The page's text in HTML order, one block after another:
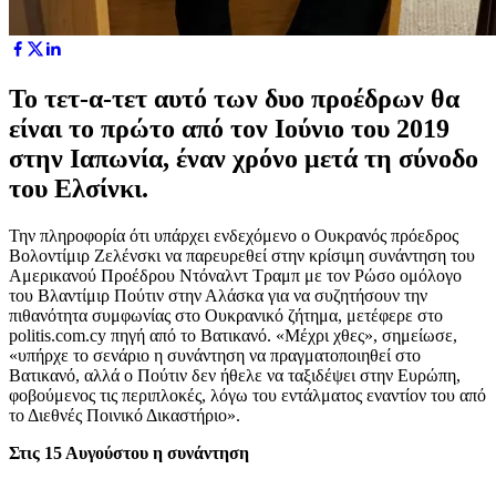
Το τετ-α-τετ αυτό των δυο προέδρων θα
είναι το πρώτο από τον Ιούνιο του 2019
στην Ιαπωνία, έναν χρόνο μετά τη σύνοδο
του Ελσίνκι.
Την πληροφορία ότι υπάρχει ενδεχόμενο ο Ουκρανός πρόεδρος
Βολοντίμιρ Ζελένσκι να παρευρεθεί στην κρίσιμη συνάντηση του
Αμερικανού Προέδρου Ντόναλντ Τραμπ με τον Ρώσο ομόλογο
του Βλαντίμιρ Πούτιν στην Αλάσκα για να συζητήσουν την
πιθανότητα συμφωνίας στο Ουκρανικό ζήτημα, μετέφερε στο
politis.com.cy πηγή από το Βατικανό. «Μέχρι χθες», σημείωσε,
«υπήρχε το σενάριο η συνάντηση να πραγματοποιηθεί στο
Βατικανό, αλλά ο Πούτιν δεν ήθελε να ταξιδέψει στην Ευρώπη,
φοβούμενος τις περιπλοκές, λόγω του εντάλματος εναντίον του από
το Διεθνές Ποινικό Δικαστήριο».
Στις 15 Αυγούστου η συνάντηση